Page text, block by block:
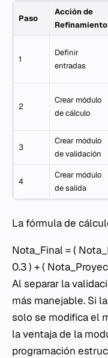
Paso
Acción de
Refinamiento
1
Definir
entradas
2
Crear módulo
de cálculo
3
Crear módulo
de validación
4
Crear módulo
de salida
La fórmula de
Nota_Final = (
0.3 ) + (
Al separar la
más manejable. Si
solo se modifica el
la ventaja de la
programación